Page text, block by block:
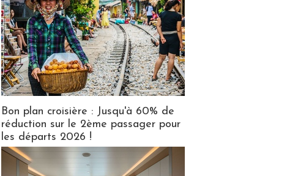
Bon plan croisière : Jusqu'à 60% de
réduction sur le 2ème passager pour
les départs 2026 !